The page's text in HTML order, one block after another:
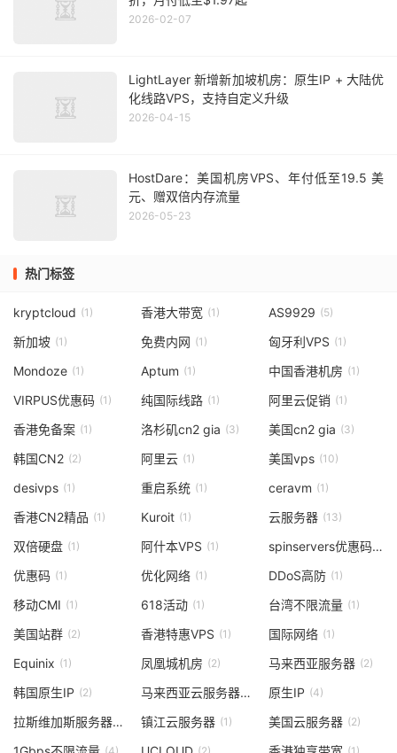
2026-02-07
LightLayer 新增新加坡机房：原生IP + 大陆优
化线路VPS，支持自定义升级
2026-04-15
HostDare：美国机房VPS、年付低至19.5 美
元、赠双倍内存流量
2026-05-23
热门标签
kryptcloud (1) 香港大带宽 (1) AS9929 (5)
新加坡 (1) 免费内网 (1) 匈牙利VPS (1)
Mondoze (1) Aptum (1) 中国香港机房 (1)
VIRPUS优惠码 (1) 纯国际线路 (1) 阿里云促销 (1)
香港免备案 (1) 洛杉矶cn2 gia (3) 美国cn2 gia (3)
韩国CN2 (2) 阿里云 (1) 美国vps (10)
desivps (1) 重启系统 (1) ceravm (1)
香港CN2精品 (1) Kuroit (1) 云服务器 (13)
双倍硬盘 (1) 阿什本VPS (1) spinservers优惠码
(1)
优惠码 (1) 优化网络 (1) DDoS高防 (1)
移动CMI (1) 618活动 (1) 台湾不限流量 (1)
美国站群 (2) 香港特惠VPS (1) 国际网络 (1)
Equinix (1) 凤凰城机房 (2) 马来西亚服务器 (2)
韩国原生IP (2) 马来西亚云服务器
(1) 原生IP (4)
拉斯维加斯服务器
(2) 镇江云服务器 (1) 美国云服务器 (2)